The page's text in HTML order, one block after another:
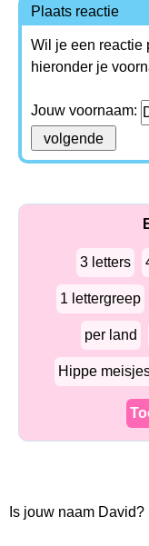
Plaats reactie
Wil je een reactie
hieronder je
Jouw voornaam:
3 letters
1 lettergreep
per land
Hippe
Is jouw naam David?